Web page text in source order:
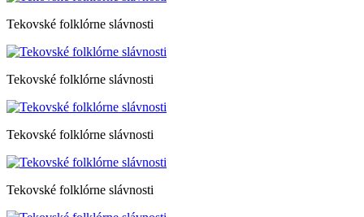
Tekovské folklórne slávnosti
Tekovské folklórne slávnosti
Tekovské folklórne slávnosti
Tekovské folklórne slávnosti